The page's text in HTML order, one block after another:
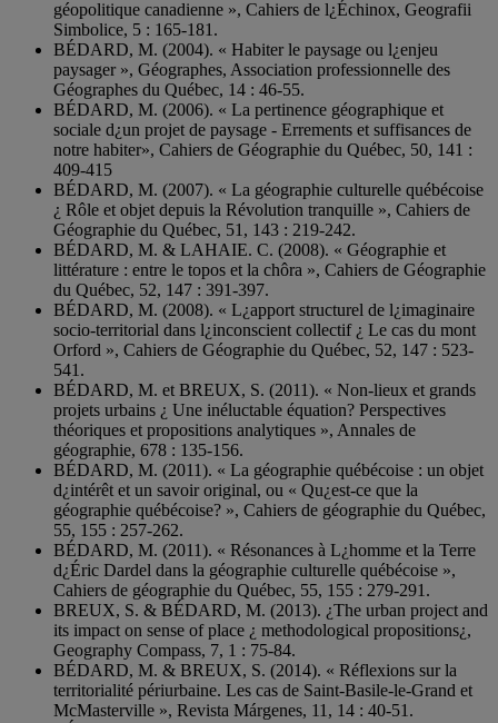
géopolitique canadienne », Cahiers de l¿Échinox, Geografii
Simbolice, 5 : 165-181.
BÉDARD, M. (2004). « Habiter le paysage ou l¿enjeu
paysager », Géographes, Association professionnelle des
Géographes du Québec, 14 : 46-55.
BÉDARD, M. (2006). « La pertinence géographique et
sociale d¿un projet de paysage - Errements et suffisances de
notre habiter», Cahiers de Géographie du Québec, 50, 141 :
409-415
BÉDARD, M. (2007). « La géographie culturelle québécoise
¿ Rôle et objet depuis la Révolution tranquille », Cahiers de
Géographie du Québec, 51, 143 : 219-242.
BÉDARD, M. & LAHAIE. C. (2008). « Géographie et
littérature : entre le topos et la chôra », Cahiers de Géographie
du Québec, 52, 147 : 391-397.
BÉDARD, M. (2008). « L¿apport structurel de l¿imaginaire
socio-territorial dans l¿inconscient collectif ¿ Le cas du mont
Orford », Cahiers de Géographie du Québec, 52, 147 : 523-
541.
BÉDARD, M. et BREUX, S. (2011). « Non-lieux et grands
projets urbains ¿ Une inéluctable équation? Perspectives
théoriques et propositions analytiques », Annales de
géographie, 678 : 135-156.
BÉDARD, M. (2011). « La géographie québécoise : un objet
d¿intérêt et un savoir original, ou « Qu¿est-ce que la
géographie québécoise? », Cahiers de géographie du Québec,
55, 155 : 257-262.
BÉDARD, M. (2011). « Résonances à L¿homme et la Terre
d¿Éric Dardel dans la géographie culturelle québécoise »,
Cahiers de géographie du Québec, 55, 155 : 279-291.
BREUX, S. & BÉDARD, M. (2013). ¿The urban project and
its impact on sense of place ¿ methodological propositions¿,
Geography Compass, 7, 1 : 75-84.
BÉDARD, M. & BREUX, S. (2014). « Réflexions sur la
territorialité périurbaine. Les cas de Saint-Basile-le-Grand et
McMasterville », Revista Márgenes, 11, 14 : 40-51.